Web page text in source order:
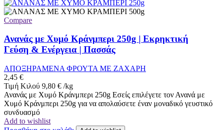
Compare
Ανανάς με Χυμό Κράνμπερι 250g | Εκρηκτική
Γεύση & Ενέργεια | Πασσάς
ΑΠΟΞΗΡΑΜΕΝΑ ΦΡΟΥΤΑ ΜΕ ΖΑΧΑΡΗ
2,45 €
Τιμή Κιλού 9,80 € /kg
Ανανάς με Χυμό Κράνμπερι 250g Εσείς επιλέγετε τον Ανανά με
Χυμό Κράνμπερι 250g για να απολαύσετε έναν μοναδικό γευστικό
συνδυασμό
Add to wishlist